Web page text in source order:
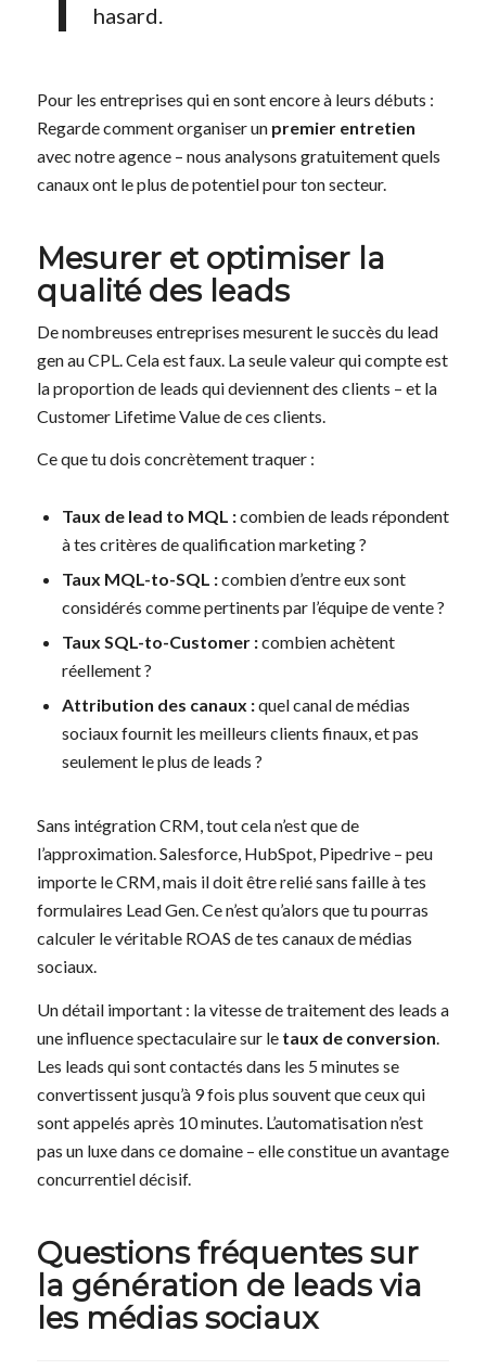
hasard.
Pour les entreprises qui en sont encore à leurs débuts :
Regarde comment organiser un premier entretien
avec notre agence – nous analysons gratuitement quels
canaux ont le plus de potentiel pour ton secteur.
Mesurer et optimiser la
qualité des leads
De nombreuses entreprises mesurent le succès du lead
gen au CPL. Cela est faux. La seule valeur qui compte est
la proportion de leads qui deviennent des clients – et la
Customer Lifetime Value de ces clients.
Ce que tu dois concrètement traquer :
Taux de lead to MQL :combien de leads répondent
à tes critères de qualification marketing ?
Taux MQL-to-SQL :combien d’entre eux sont
considérés comme pertinents par l’équipe de vente ?
Taux SQL-to-Customer :combien achètent
réellement ?
Attribution des canaux :quel canal de médias
sociaux fournit les meilleurs clients finaux, et pas
seulement le plus de leads ?
Sans intégration CRM, tout cela n’est que de
l’approximation. Salesforce, HubSpot, Pipedrive – peu
importe le CRM, mais il doit être relié sans faille à tes
formulaires Lead Gen. Ce n’est qu’alors que tu pourras
calculer le véritable ROAS de tes canaux de médias
sociaux.
Un détail important : la vitesse de traitement des leads a
une influence spectaculaire sur le taux de conversion
Les leads qui sont contactés dans les 5 minutes se
convertissent jusqu’à 9 fois plus souvent que ceux qui
sont appelés après 10 minutes. L’automatisation n’est
pas un luxe dans ce domaine – elle constitue un avantage
concurrentiel décisif.
Questions fréquentes sur
la génération de leads via
les médias sociaux